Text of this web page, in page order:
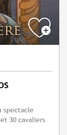
spectacle
30 cavaliers